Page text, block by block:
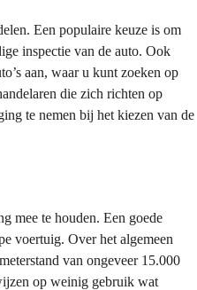
Een populaire keuze is om
inspectie van de auto. Ook
aan, waar u kunt zoeken op
die zich richten op
te nemen bij het kiezen van de
mee te houden. Een goede
voertuig. Over het algemeen
van ongeveer 15.000
op weinig gebruik wat